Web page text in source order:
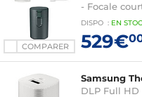
COMPARER
- Focale
Fi/Bluetooth
Batterie
DISPO : EN
529€
Samsung
DLP Full HD